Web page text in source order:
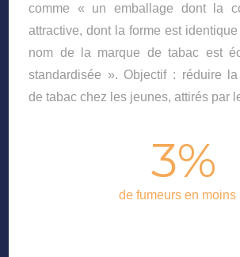
comme « un emballage dont la
attractive, dont la forme est
nom de la marque de tabac est
standardisée ». Objectif : réduire la
de tabac chez les jeunes, attirés par
3%
de fumeurs en moins